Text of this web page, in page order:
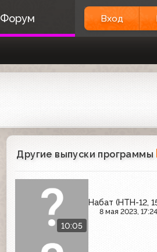
Форум Вход
Другие выпуски программы
10:05
Набат (НТН-12,
8 мая 2023, 17:24